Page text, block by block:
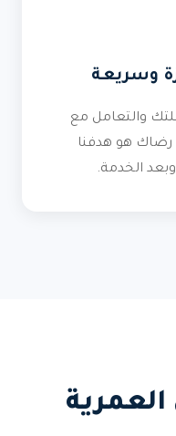
وسريعة
والتعامل مع
رضاك هو هدفنا
الخدمة.
العمرية